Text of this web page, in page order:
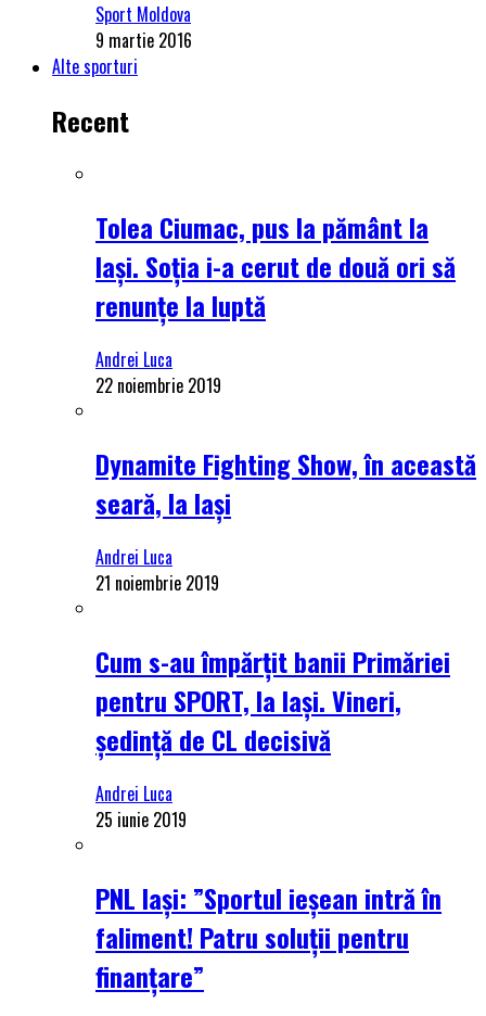
Sport Moldova
9 martie 2016
Alte sporturi
Recent
Tolea Ciumac, pus la pământ la
Iași. Soția i-a cerut de două ori să
renunțe la luptă
Andrei Luca
22 noiembrie 2019
Dynamite Fighting Show, în această
seară, la Iași
Andrei Luca
21 noiembrie 2019
Cum s-au împărțit banii Primăriei
pentru SPORT, la Iași. Vineri,
ședință de CL decisivă
Andrei Luca
25 iunie 2019
PNL Iași: ”Sportul ieșean intră în
faliment! Patru soluții pentru
finanțare”